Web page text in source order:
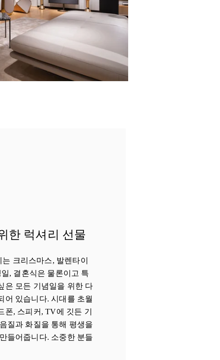
한 럭셔리 선물
크리스마스, 발렌타이
, 결혼식은 물론이고 특
은 모든 기념일을 위한 다
어 있습니다. 시대를 초월
폰, 스피커, TV에 깃든 기
질과 화질을 통해 평생을
들어줍니다. 소중한 분들